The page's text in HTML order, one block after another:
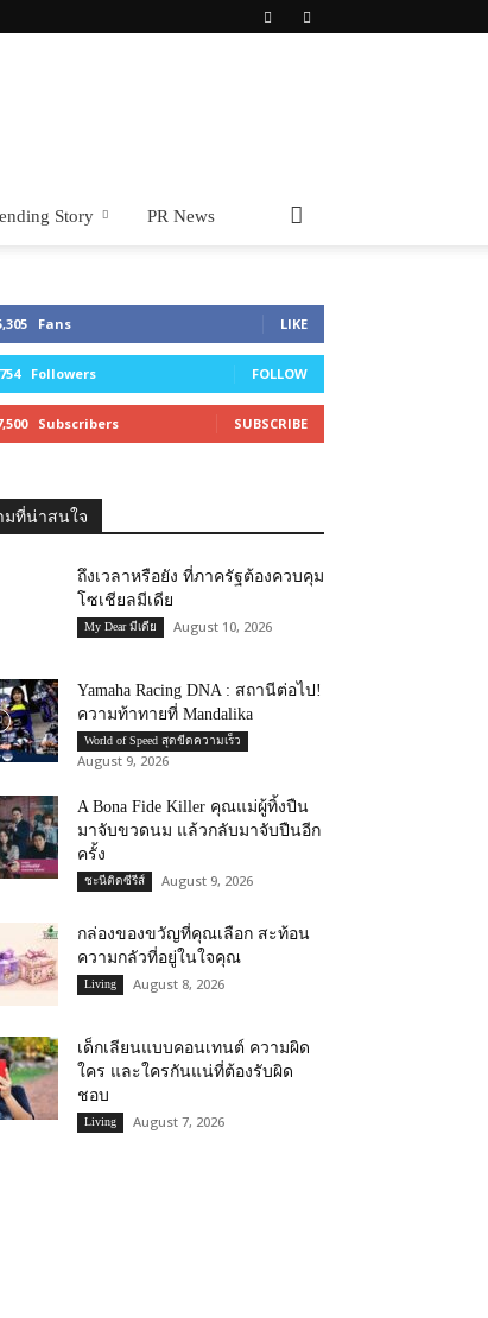
Story PR News
Fans LIKE
Followers FOLLOW
Subscribers SUBSCRIBE
มที่น่าสนใจ
ถึงเวลาหรือยัง ที่ภาครัฐต้องควบคุม
โซเชียลมีเดีย
My Dear มีเดีย August 10, 2026
Yamaha Racing DNA : สถานีต่อไป!
ความท้าทายที่ Mandalika
World of Speed สุดขีดความเร็ว
August 9, 2026
A Bona Fide Killer คุณแม่ผู้ทิ้งปืน
มาจับขวดนม แล้วกลับมาจับปืนอีก
ครั้ง
ชะนีติดซีรีส์ August 9, 2026
กล่องของขวัญที่คุณเลือก สะท้อน
ความกลัวที่อยู่ในใจคุณ
Living August 8, 2026
เด็กเลียนแบบคอนเทนต์ ความผิด
ใคร และใครกันแน่ที่ต้องรับผิด
ชอบ
Living August 7, 2026